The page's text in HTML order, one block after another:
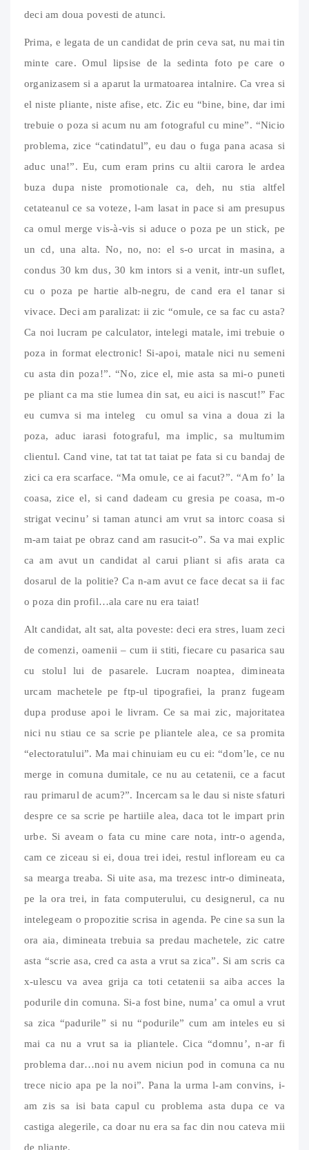
deci am doua povesti de atunci.
Prima, e legata de un candidat de prin ceva sat, nu mai tin
minte care. Omul lipsise de la sedinta foto pe care o
organizasem si a aparut la urmatoarea intalnire. Ca vrea si
el niste pliante, niste afise, etc. Zic eu “bine, bine, dar imi
trebuie o poza si acum nu am fotograful cu mine”. “Nicio
problema, zice “catindatul”, eu dau o fuga pana acasa si
aduc una!”. Eu, cum eram prins cu altii carora le ardea
buza dupa niste promotionale ca, deh, nu stia altfel
cetateanul ce sa voteze, l-am lasat in pace si am presupus
ca omul merge vis-à-vis si aduce o poza pe un stick, pe
un cd, una alta. No, no, no: el s-o urcat in masina, a
condus 30 km dus, 30 km intors si a venit, intr-un suflet,
cu o poza pe hartie alb-negru, de cand era el tanar si
vivace. Deci am paralizat: ii zic “omule, ce sa fac cu asta?
Ca noi lucram pe calculator, intelegi matale, imi trebuie o
poza in format electronic! Si-apoi, matale nici nu semeni
cu asta din poza!”. “No, zice el, mie asta sa mi-o puneti
pe pliant ca ma stie lumea din sat, eu aici is nascut!” Fac
eu cumva si ma inteleg cu omul sa vina a doua zi la
poza, aduc iarasi fotograful, ma implic, sa multumim
clientul. Cand vine, tat tat tat taiat pe fata si cu bandaj de
zici ca era scarface. “Ma omule, ce ai facut?”. “Am fo’ la
coasa, zice el, si cand dadeam cu gresia pe coasa, m-o
strigat vecinu’ si taman atunci am vrut sa intorc coasa si
m-am taiat pe obraz cand am rasucit-o”. Sa va mai explic
ca am avut un candidat al carui pliant si afis arata ca
dosarul de la politie? Ca n-am avut ce face decat sa ii fac
o poza din profil…ala care nu era taiat!
Alt candidat, alt sat, alta poveste: deci era stres, luam zeci
de comenzi, oamenii – cum ii stiti, fiecare cu pasarica sau
cu stolul lui de pasarele. Lucram noaptea, dimineata
urcam machetele pe ftp-ul tipografiei, la pranz fugeam
dupa produse apoi le livram. Ce sa mai zic, majoritatea
nici nu stiau ce sa scrie pe pliantele alea, ce sa promita
“electoratului”. Ma mai chinuiam eu cu ei: “dom’le, ce nu
merge in comuna dumitale, ce nu au cetatenii, ce a facut
rau primarul de acum?”. Incercam sa le dau si niste sfaturi
despre ce sa scrie pe hartiile alea, daca tot le impart prin
urbe. Si aveam o fata cu mine care nota, intr-o agenda,
cam ce ziceau si ei, doua trei idei, restul infloream eu ca
sa mearga treaba. Si uite asa, ma trezesc intr-o dimineata,
pe la ora trei, in fata computerului, cu designerul, ca nu
intelegeam o propozitie scrisa in agenda. Pe cine sa sun la
ora aia, dimineata trebuia sa predau machetele, zic catre
asta “scrie asa, cred ca asta a vrut sa zica”. Si am scris ca
x-ulescu va avea grija ca toti cetatenii sa aiba acces la
podurile din comuna. Si-a fost bine, numa’ ca omul a vrut
sa zica “padurile” si nu “podurile” cum am inteles eu si
mai ca nu a vrut sa ia pliantele. Cica “domnu’, n-ar fi
problema dar…noi nu avem niciun pod in comuna ca nu
trece nicio apa pe la noi”. Pana la urma l-am convins, i-
am zis sa isi bata capul cu problema asta dupa ce va
castiga alegerile, ca doar nu era sa fac din nou cateva mii
de pliante.